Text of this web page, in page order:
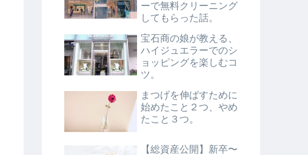
ーで無料クリーニング
してもらった話。
宝石商の娘が教える、
ハイジュエラーでのシ
ョッピングを楽しむコ
ツ。
まつげを伸ばすために
始めたこと２つ、やめ
たこと３つ。
【総資産公開】新卒〜